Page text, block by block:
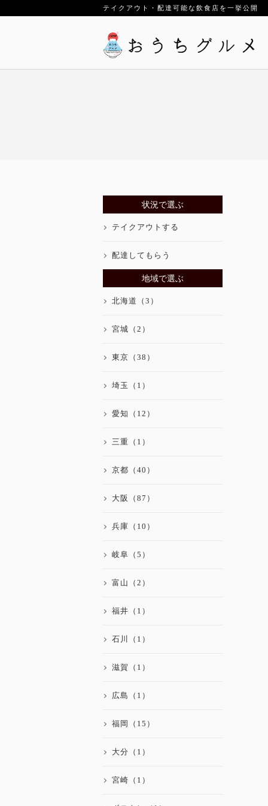
テイクアウト・配達可能な飲食店を一挙公開
状況で選ぶ
テイクアウトする
配達してもらう
地域で選ぶ
北海道（3）
宮城（2）
東京（38）
埼玉（1）
愛知（12）
三重（1）
京都（40）
大阪（87）
兵庫（10）
岐阜（5）
富山（2）
福井（1）
石川（1）
滋賀（1）
広島（1）
福岡（15）
大分（1）
宮崎（1）